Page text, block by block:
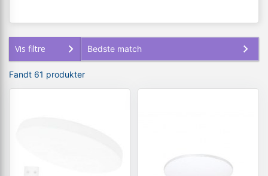
Vis filtre
Fandt 61 produkter